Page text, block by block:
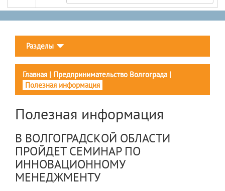
Разделы
Главная | Предпринимательство Волгограда |
Полезная информация
Полезная информация
В ВОЛГОГРАДСКОЙ ОБЛАСТИ
ПРОЙДЕТ СЕМИНАР ПО
ИННОВАЦИОННОМУ
МЕНЕДЖМЕНТУ